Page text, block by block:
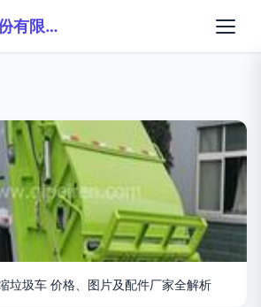
程力专用汽车股份有限公司销售二十六分公司
垃圾车 价格、图片及配件厂家全解析